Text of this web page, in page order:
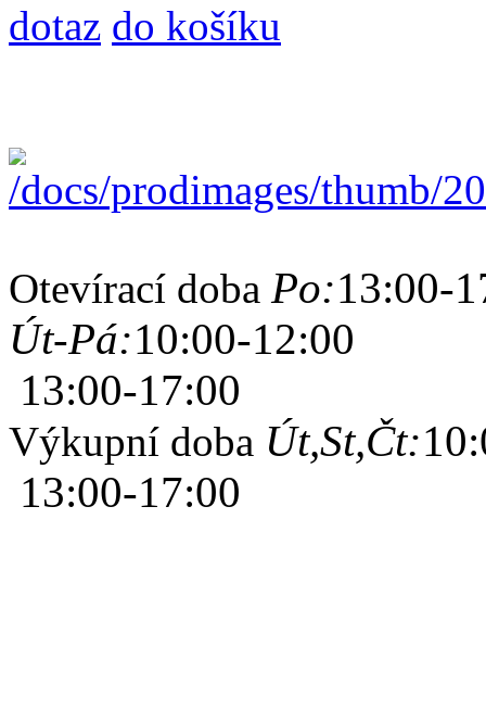
dotaz do košíku
Otevírací doba Po:13:00-
Út-Pá:10:00-12:00
13:00-17:00
Výkupní doba Út,St,Čt:
13:00-17:00